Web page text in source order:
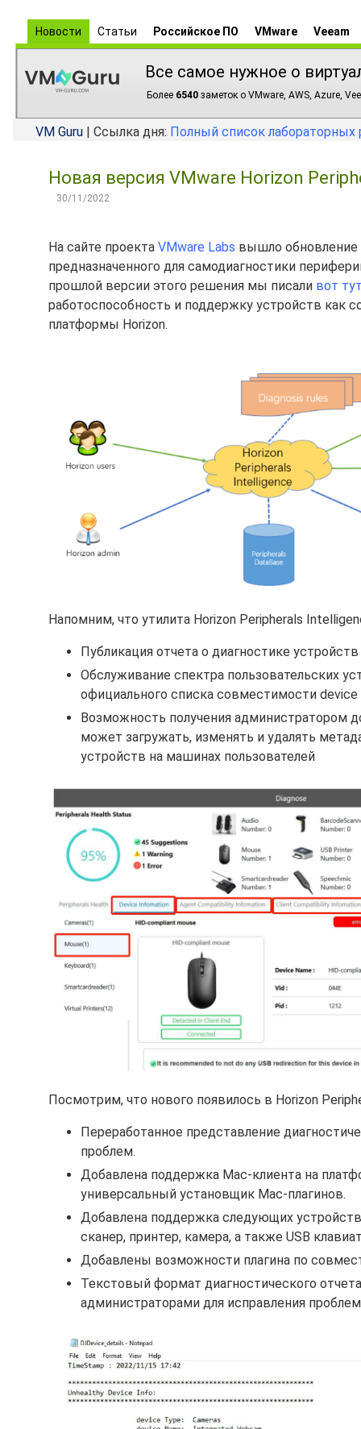
Новости Статьи Российское ПО VMware Veeam
Все самое нужное о
Более 6540 заметок о VMware, AWS, Azure,
VM Guru | Ссылка дня: Полный список лабораторных
Новая версия VMware Horizon
30/11/2022
На сайте проекта VMware Labs вышло
предназначенного для самодиагностики
прошлой версии этого решения мы писали вот
работоспособность и поддержку устройств как
платформы Horizon.
Напомним, что утилита Horizon Peripherals
Публикация отчета о диагностике
Обслуживание спектра пользовательских
официального списка совместимости
Возможность получения администратором
может загружать, изменять и удалять
устройств на машинах пользователей
Посмотрим, что нового появилось в Horizon
Переработанное представление
проблем.
Добавлена поддержка Mac-клиента на
универсальный установщик Mac-плагинов.
Добавлена поддержка следующих
сканер, принтер, камера, а также USB
Добавлены возможности плагина по
Текстовый формат диагностического
администраторами для исправления